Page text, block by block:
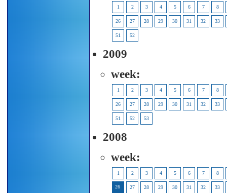
1 2 3 4 5 6 7 8
26 27 28 29 30 31 32 33
51 52
2009
week:
1 2 3 4 5 6 7 8
26 27 28 29 30 31 32 33
51 52 53
2008
week:
1 2 3 4 5 6 7 8
26 27 28 29 30 31 32 33